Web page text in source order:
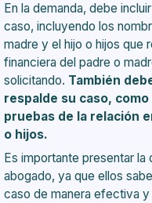
En la demanda, debe
caso, incluyendo los
madre y el hijo o hijos que
financiera del padre o
solicitando. También
respalde su caso,
pruebas de la relación
o hijos.
Es importante presentar
abogado, ya que ellos
caso de manera efectiva